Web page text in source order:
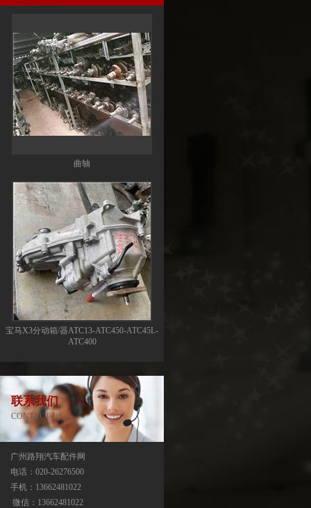
曲轴
宝马X3分动箱/器ATC13-ATC450-ATC45L-
ATC400
宝马X5分动箱/器-ATC500-ATC700-
联系我们
CONTACT US
广州路翔汽车配件网
电话：020-26276500
手机：13662481022
微信：13662481022